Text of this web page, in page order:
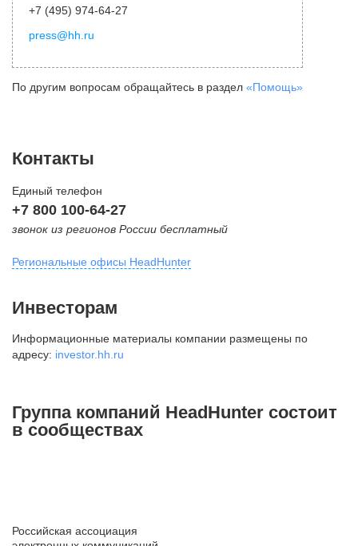
+7 (495) 974-64-27
press@hh.ru
По другим вопросам обращайтесь в раздел «Помощь»
Контакты
Единый телефон
+7 800 100-64-27
звонок из регионов России бесплатный
Региональные офисы HeadHunter
внутригородская территория
Муниципальный округ Тверской,
2-я Брестская ул., д. 48,
+7 495 980-64-27
ул. Жуковского, д. 19, особняк
Инвесторам
Информационные материалы компании размещены по
адресу: investor.hh.ru
Группа компаний HeadHunter состоит
в сообществах
Российская ассоциация